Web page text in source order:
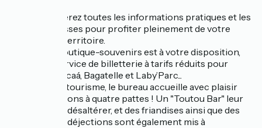
Vous y trouverez toutes les informations pratiques et les
bonnes adresses pour profiter pleinement de votre
séjour sur le territoire.
Un espace boutique-souvenirs est à votre disposition,
ainsi qu’un service de billetterie à tarifs réduits pour
Maréis, Nausicaá, Bagatelle et Laby’Parc...
Labellisé Toutourisme, le bureau accueille avec plaisir
vos compagnons à quatre pattes ! Un "Toutou Bar" leur
permet de se désaltérer, et des friandises ainsi que des
sacs pour les déjections sont également mis à